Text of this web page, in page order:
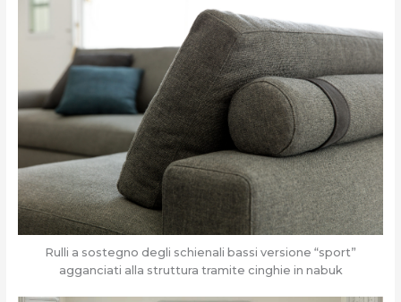
Rulli a sostegno degli schienali bassi versione “sport”
agganciati alla struttura tramite cinghie in nabuk